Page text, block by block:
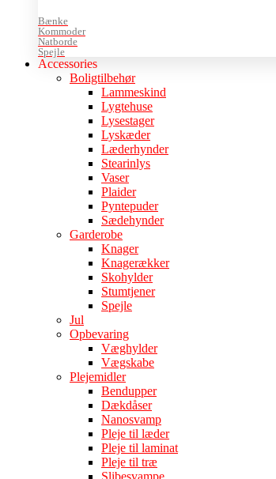
Bænke
Kommoder
Natborde
Spejle
Accessories
Boligtilbehør
Lammeskind
Lygtehuse
Lysestager
Lyskæder
Læderhynder
Stearinlys
Vaser
Plaider
Pyntepuder
Sædehynder
Garderobe
Knager
Knagerækker
Skohylder
Stumtjener
Spejle
Jul
Opbevaring
Væghylder
Vægskabe
Plejemidler
Bendupper
Dækdåser
Nanosvamp
Pleje til læder
Pleje til laminat
Pleje til træ
Slibesvampe